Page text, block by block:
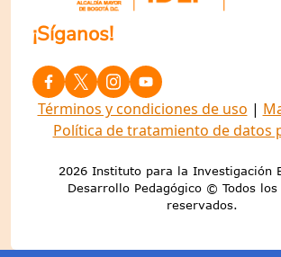
¡Síganos!
Términos y condiciones de uso |
Política de tratamiento de datos
2026 Instituto para la Investigación
Desarrollo Pedagógico © Todos los
reservados.